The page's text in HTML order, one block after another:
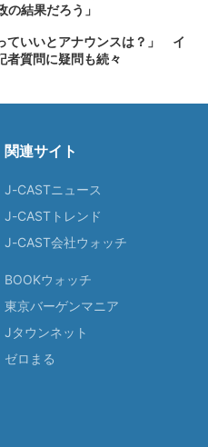
結果だろう」
ていいとアナウンスは？」 イ
者質問に疑問も続々
関連サイト
J-CASTニュース
J-CASTトレンド
J-CAST会社ウォッチ
BOOKウォッチ
東京バーゲンマニア
Jタウンネット
ゼロまる